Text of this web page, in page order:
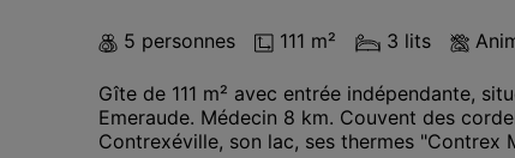
5 personnes 111 m² 3 lits
Gîte de 111 m² avec entrée indépendante,
Emeraude. Médecin 8 km. Couvent des
Contrexéville, son lac, ses thermes "Contrex